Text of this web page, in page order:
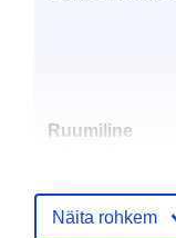
Ruumiline
Identifikaatorid:
Näita rohkem